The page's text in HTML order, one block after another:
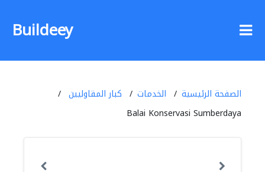
Buildeey
الصفحة الرئيسية الخدمات
كبار المقاوليين
Balai Konservasi Sumberdaya